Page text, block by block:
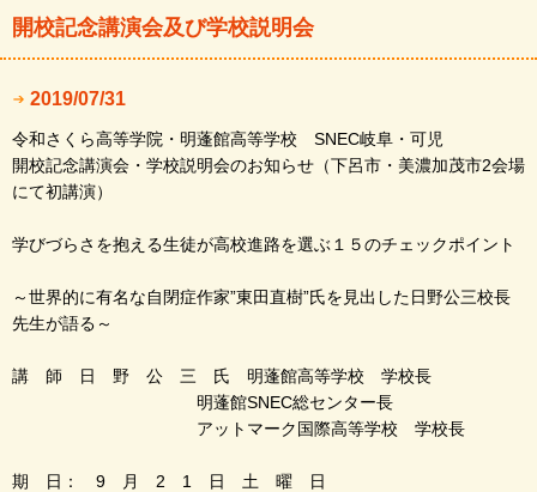
開校記念講演会及び学校説明会
2019/07/31
令和さくら高等学院・明蓬館高等学校 SNEC岐阜・可児
開校記念講演会・学校説明会のお知らせ（下呂市・美濃加茂市2会場
にて初講演）
学びづらさを抱える生徒が高校進路を選ぶ１５のチェックポイント
～世界的に有名な自閉症作家”東田直樹”氏を見出した日野公三校長
先生が語る～
講 師 日 野 公 三 氏 明蓬館高等学校 学校長
明蓬館SNEC総センター長
アットマーク国際高等学校 学校長
期 日： 9 月 2 1 日 土 曜 日